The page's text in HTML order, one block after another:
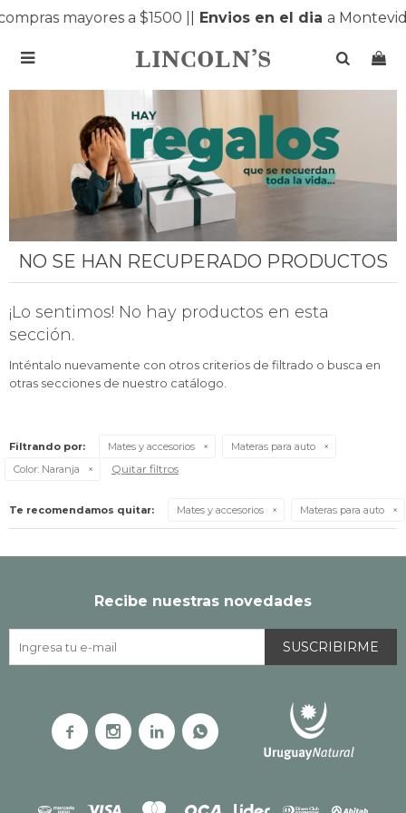
mayores a $1500 | Envios en el dia a

NO SE HAN RECUPERADO PRODUCTOS
¡Lo sentimos! No hay productos en esta
sección.
Inténtalo nuevamente con otros criterios de filtrado o busca en
otras secciones de nuestro catálogo.
Filtrando por: Mates y accesorios
Materas para auto
Color: Naranja Quitar filtros
Te recomendamos quitar: Mates y accesorios Materas para auto
Recibe nuestras novedades
SUSCRIBIRME
   